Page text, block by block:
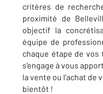
critères de
proximité de
objectif la
équipe de
chaque étape de
s’engage à vous
la vente ou l’achat de
bientôt !